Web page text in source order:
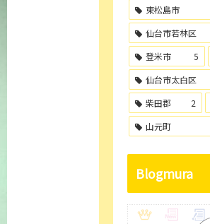
東松島市
仙台市若林区
登米市
5
仙台市太白区
柴田郡
2
山元町
Blogmura